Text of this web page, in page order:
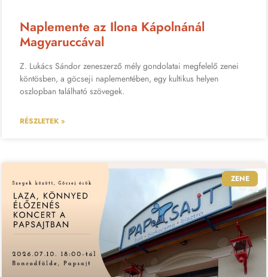
Naplemente az Ilona Kápolnánál
Magyaruccával
Z. Lukács Sándor zeneszerző mély gondolatai megfelelő zenei
köntösben, a göcseji naplementében, egy kultikus helyen
oszlopban található szövegek.
RÉSZLETEK »
ZENE